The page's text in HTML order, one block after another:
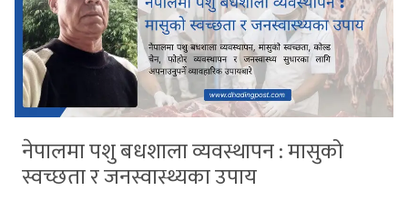
नेपालमा पशु बधशाला व्यवस्थापन : मासुको
स्वच्छता र जनस्वास्थ्यका उपाय